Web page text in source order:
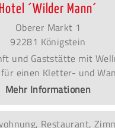
Hotel ´Wilder Mann´
Oberer Markt 1
92281 Königstein
und Gaststätte mit
einen Kletter- und
Mehr Informationen
Restaurant,